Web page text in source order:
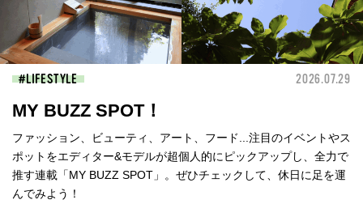
LIFESTYLE 2026.07.29
MY BUZZ SPOT！
ファッション、ビューティ、アート、フード...注目のイベントやス
ポットをエディター&モデルが超個人的にピックアップし、全力で
推す連載「MY BUZZ SPOT」。ぜひチェックして、休日に足を運
んでみよう！